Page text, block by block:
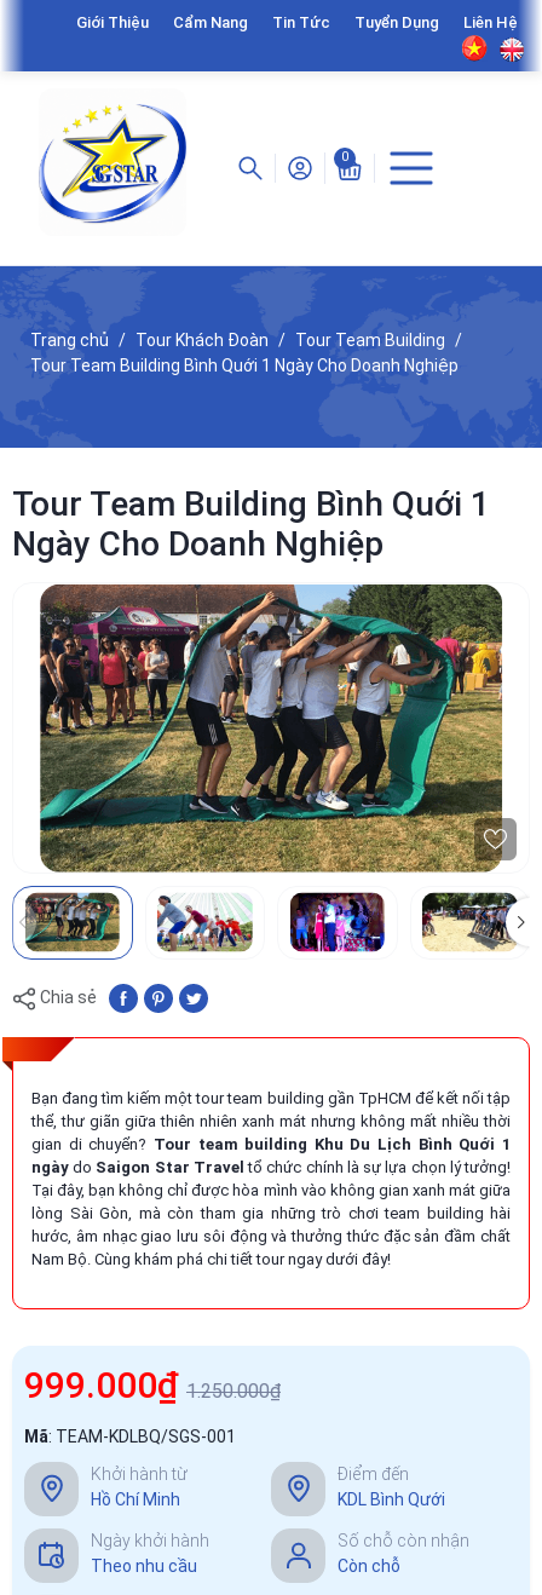
Giới Thiệu Cẩm Nang Tin Tức Tuyển Dụng Liên Hệ
0
Trang chủ Tour Khách Đoàn
Tour Team Building
Tour Team Building Bình Quới 1 Ngày Cho Doanh Nghiệp
Tour Team Building Bình Quới 1
Ngày Cho Doanh Nghiệp
Chia sẻ
Bạn đang tìm kiếm một tour team building gần TpHCM để kết nối tập
thể, thư giãn giữa thiên nhiên xanh mát nhưng không mất nhiều thời
gian di chuyển? Tour team building Khu Du Lịch Bình Quới 1
ngày do Saigon Star Travel tổ chức chính là sự lựa chọn lý tưởng!
Tại đây, bạn không chỉ được hòa mình vào không gian xanh mát giữa
lòng Sài Gòn, mà còn tham gia những trò chơi team building hài
hước, âm nhạc giao lưu sôi động và thưởng thức đặc sản đầm chất
Nam Bộ. Cùng khám phá chi tiết tour ngay dưới đây!
999.000₫ 1.250.000₫
Mã: TEAM-KDLBQ/SGS-001
Khởi hành từ
Hồ Chí Minh
Điểm đến
KDL Bình Qưới
Ngày khởi hành
Theo nhu cầu
Số chỗ còn nhận
Còn chỗ